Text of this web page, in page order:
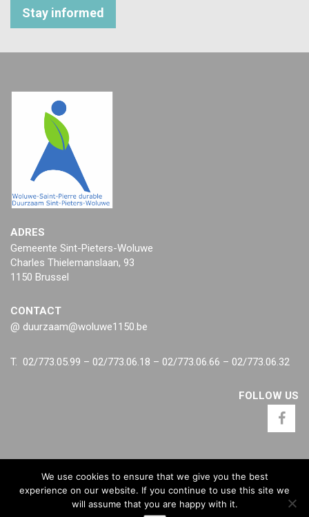
Stay informed
ADRES
Gemeente Sint-Pieters-Woluwe
Charles Thielemanslaan, 93
1150 Brussel
CONTACT
@ duurzaam@woluwe1150.be
T. 02/773.05.99 – 02/773.06.18 – 02/773.06.66 – 02/773.06.32
FOLLOW US
We use cookies to ensure that we give you the best
experience on our website. If you continue to use this site we
will assume that you are happy with it.